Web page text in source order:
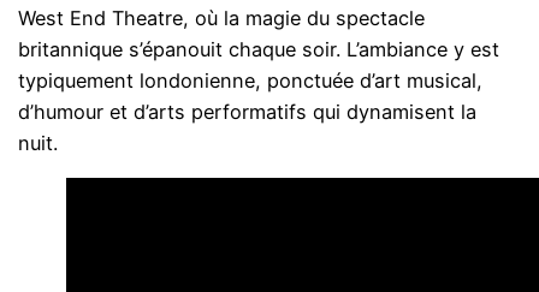
West End Theatre, où la magie du spectacle
britannique s’épanouit chaque soir. L’ambiance y est
typiquement londonienne, ponctuée d’art musical,
d’humour et d’arts performatifs qui dynamisent la
nuit.